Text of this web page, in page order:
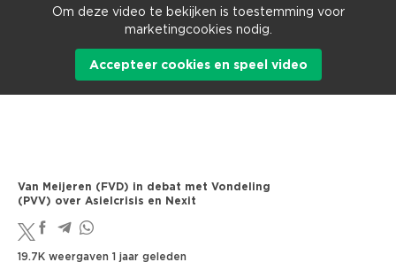
Om deze video te bekijken is toestemming voor
marketingcookies nodig.
Accepteer cookies en speel video
Van Meijeren (FVD) in debat met Vondeling
(PVV) over Asielcrisis en Nexit
19.7K weergaven 1 jaar geleden